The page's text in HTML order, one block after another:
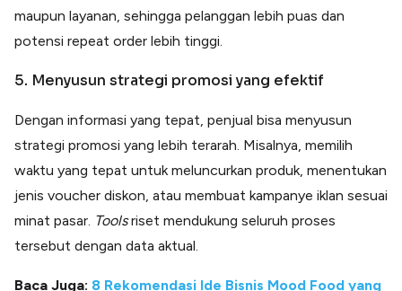
maupun layanan, sehingga pelanggan lebih puas dan
potensi repeat order lebih tinggi.
5. Menyusun strategi promosi yang efektif
Dengan informasi yang tepat, penjual bisa menyusun
strategi promosi yang lebih terarah. Misalnya, memilih
waktu yang tepat untuk meluncurkan produk, menentukan
jenis voucher diskon, atau membuat kampanye iklan sesuai
minat pasar. Toolsriset mendukung seluruh proses
tersebut dengan data aktual.
Baca Juga: 8 Rekomendasi Ide Bisnis Mood Food yang